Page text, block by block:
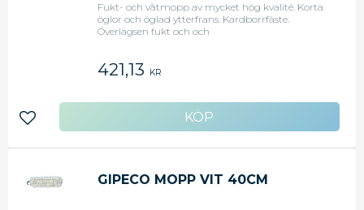
Fukt- och våtmopp av mycket hög kvalité. Korta
öglor och öglad ytterfrans. Kardborrfäste.
Överlägsen fukt och och
tvättar.
421,13 KR
Lägg till i favoriter
GIPECO MOPP VIT 40CM